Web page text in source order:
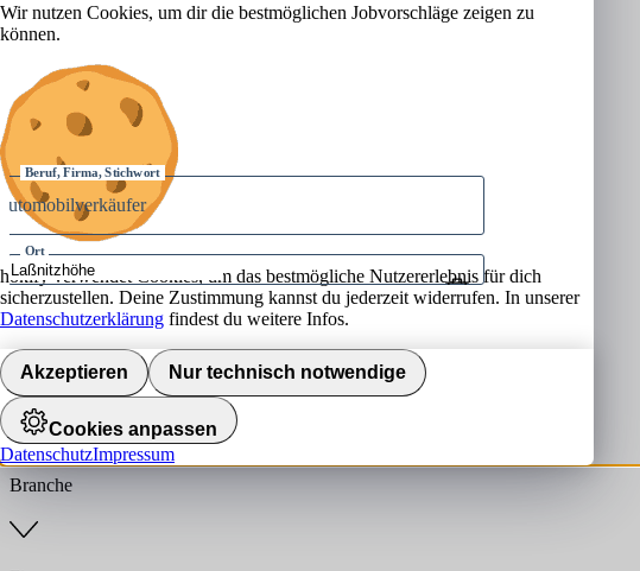
Karriere-Tipps
Anmelden
Beruf, Firma, Stichwort
Ort
Umkreis
Jobs finden
Anstellungsart
Branche
Wir nutzen Cookies, um dir die bestmöglichen Jobvorschläge zeigen zu
können.
hokify verwendet Cookies, um das bestmögliche Nutzererlebnis für dich
sicherzustellen. Deine Zustimmung kannst du jederzeit widerrufen. In unserer
Datenschutzerklärung findest du weitere Infos.
Akzeptieren Nur technisch notwendige
Cookies anpassen
DatenschutzImpressum